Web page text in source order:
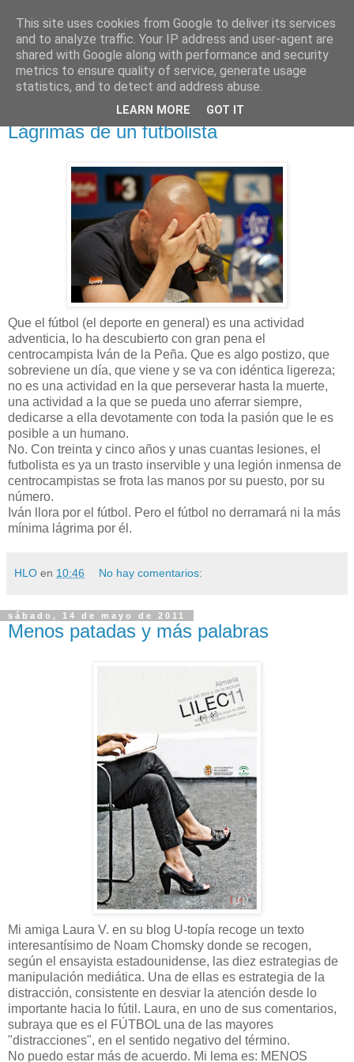
NO SPORT
¡Abajo el deporte!
domingo, 22 de mayo de 2011
Lágrimas de un futbolista
Que el fútbol (el deporte en general) es una actividad
adventicia, lo ha descubierto con gran pena el
centrocampista Iván de la Peña. Que es algo postizo, que
sobreviene un día, que viene y se va con idéntica ligereza;
no es una actividad en la que perseverar hasta la muerte,
una actividad a la que se pueda uno aferrar siempre,
dedicarse a ella devotamente con toda la pasión que le es
posible a un humano.
No. Con treinta y cinco años y unas cuantas lesiones, el
futbolista es ya un trasto inservible y una legión inmensa de
centrocampistas se frota las manos por su puesto, por su
número.
Iván llora por el fútbol. Pero el fútbol no derramará ni la más
mínima lágrima por él.
HLO en 10:46 No hay comentarios:
sábado, 14 de mayo de 2011
Menos patadas y más palabras
Mi amiga Laura V. en su blog U-topía recoge un texto
interesantísimo de Noam Chomsky donde se recogen,
según el ensayista estadounidense, las diez estrategias de
manipulación mediática. Una de ellas es estrategia de la
distracción, consistente en desviar la atención desde lo
importante hacia lo fútil. Laura, en uno de sus comentarios,
subraya que es el FÚTBOL una de las mayores
"distracciones", en el sentido negativo del término.
No puedo estar más de acuerdo. Mi lema es: MENOS
This site uses cookies from Google to deliver its services
and to analyze traffic. Your IP address and user-agent are
shared with Google along with performance and security
metrics to ensure quality of service, generate usage
statistics, and to detect and address abuse.
LEARN MORE GOT IT